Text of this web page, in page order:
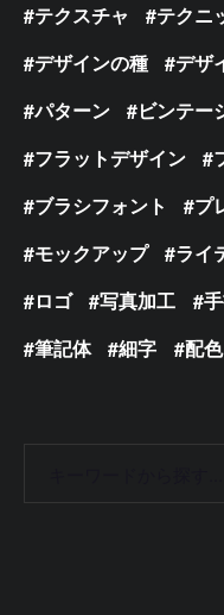
テクスチャ
テクニ
デザインの種
デザ
パターン
ビンテー
フラットデザイン
ブラシフォント
プ
モックアップ
ライ
ロゴ
写真加工
筆記体
細字 配色